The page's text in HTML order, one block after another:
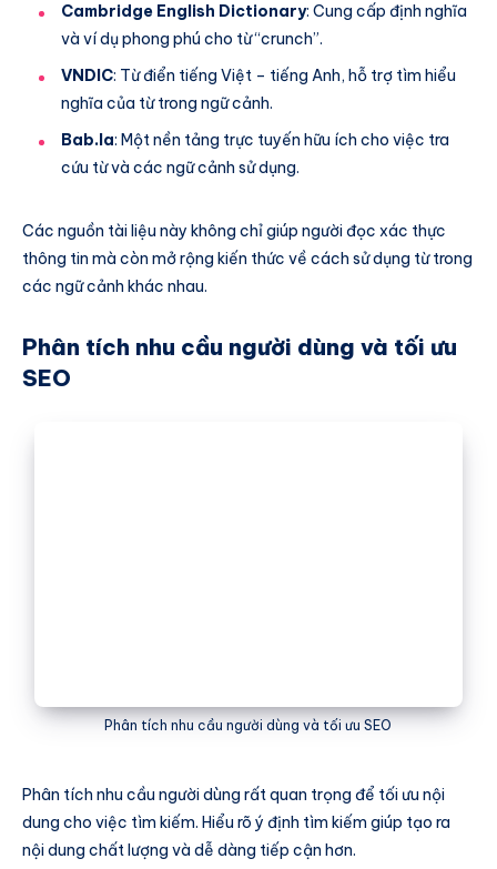
Cambridge English Dictionary: Cung cấp định nghĩa
và ví dụ phong phú cho từ “crunch”.
VNDIC: Từ điển tiếng Việt – tiếng Anh, hỗ trợ tìm hiểu
nghĩa của từ trong ngữ cảnh.
Bab.la: Một nền tảng trực tuyến hữu ích cho việc tra
cứu từ và các ngữ cảnh sử dụng.
Các nguồn tài liệu này không chỉ giúp người đọc xác thực
thông tin mà còn mở rộng kiến thức về cách sử dụng từ trong
các ngữ cảnh khác nhau.
Phân tích nhu cầu người dùng và tối ưu
SEO
Phân tích nhu cầu người dùng và tối ưu SEO
Phân tích nhu cầu người dùng rất quan trọng để tối ưu nội
dung cho việc tìm kiếm. Hiểu rõ ý định tìm kiếm giúp tạo ra
nội dung chất lượng và dễ dàng tiếp cận hơn.